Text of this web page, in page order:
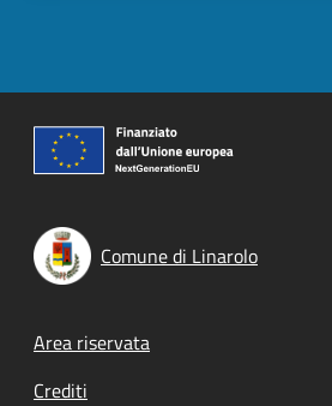
Comune di Linarolo
Footer menu
Area riservata
Crediti